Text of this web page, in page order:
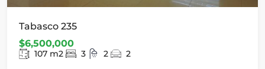
Tabasco 235
$6,500,000
107 m2 3 2 2